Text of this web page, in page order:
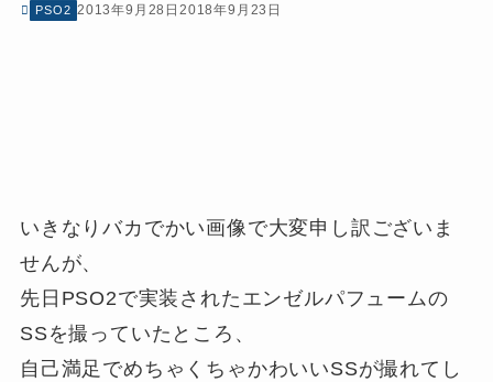
PSO2 2013年9月28日2018年9月23日
いきなりバカでかい画像で大変申し訳ございま
せんが、
先日PSO2で実装されたエンゼルパフュームの
SSを撮っていたところ、
自己満足でめちゃくちゃかわいいSSが撮れてし